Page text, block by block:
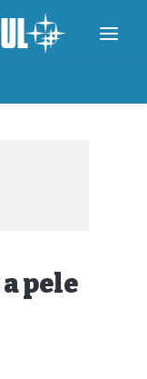
pele